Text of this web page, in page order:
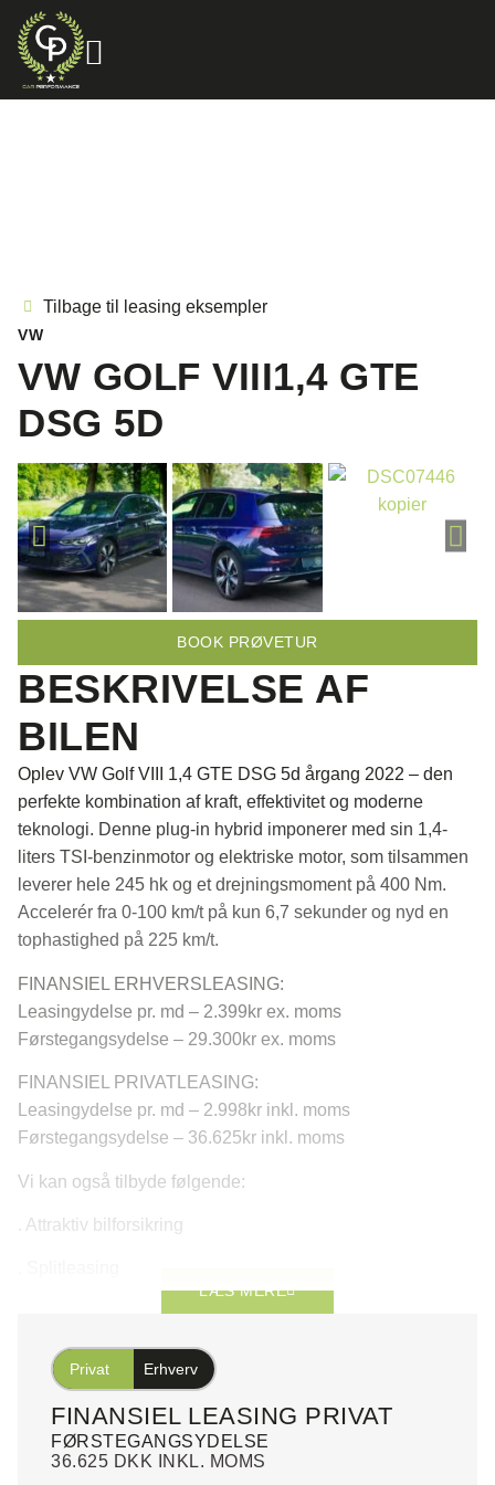
Tilbage til leasing eksempler
VW
VW GOLF VIII1,4 GTE
DSG 5D
BOOK PRØVETUR
BESKRIVELSE AF
BILEN
Oplev VW Golf VIII 1,4 GTE DSG 5d årgang 2022 – den
perfekte kombination af kraft, effektivitet og moderne
teknologi. Denne plug-in hybrid imponerer med sin 1,4-
liters TSI-benzinmotor og elektriske motor, som tilsammen
leverer hele 245 hk og et drejningsmoment på 400 Nm.
Accelerér fra 0-100 km/t på kun 6,7 sekunder og nyd en
tophastighed på 225 km/t.
FINANSIEL ERHVERSLEASING:
Leasingydelse pr. md – 2.399kr ex. moms
Førstegangsydelse – 29.300kr ex. moms
FINANSIEL PRIVATLEASING:
Leasingydelse pr. md – 2.998kr inkl. moms
Førstegangsydelse – 36.625kr inkl. moms
Vi kan også tilbyde følgende:
. Attraktiv bilforsikring
. Mekanisk forsikring
Udstyr:
aut., 18″ alufælge, varme i rat, 3 zone klima, fuldaut. klima,
LÆS MERE
Privat Erhverv
FINANSIEL LEASING PRIVAT
FØRSTEGANGSYDELSE
36.625 DKK INKL. MOMS